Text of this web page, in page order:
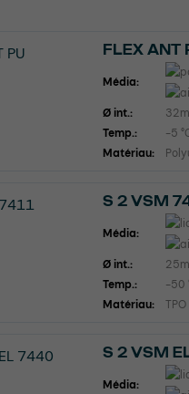
FLEX ANT
Média:
Ø int.:
Temp.:
-5
Matériau:
S 2 VSM
Média:
Ø int.:
Temp.:
-50
Matériau:
TPO
S 2 VSM
Média: